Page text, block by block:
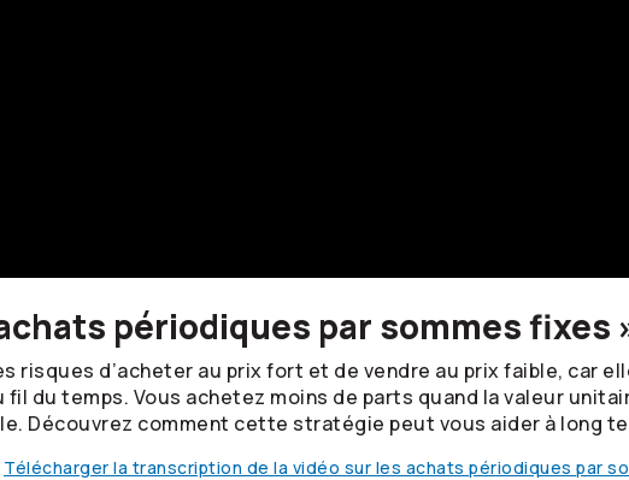
périodiques par sommes fixes
risques d’acheter au prix fort et de vendre au prix faible, car
du temps. Vous achetez moins de parts quand la valeur
Découvrez comment cette stratégie peut vous aider à long
Télécharger la transcription de la vidéo sur les achats périodiques par